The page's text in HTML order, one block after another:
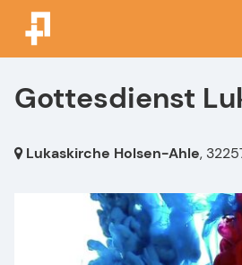
Gottesdienst
Lukaskirche Holsen-Ahle,